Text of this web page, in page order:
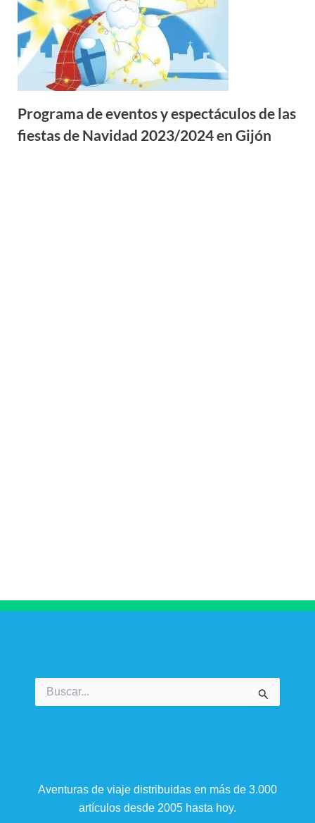
Programa de eventos y espectáculos de las
fiestas de Navidad 2023/2024 en Gijón
por:
Aventuras de viaje distribuidas en más de 3.000
artículos desde 2005 hasta hoy.